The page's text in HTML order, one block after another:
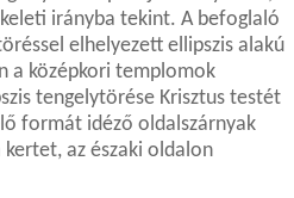
irányba tekint. A befoglaló
elhelyezett ellipszis alakú
a középkori templomok
tengelytörése Krisztus testét
formát idéző oldalszárnyak
az északi oldalon